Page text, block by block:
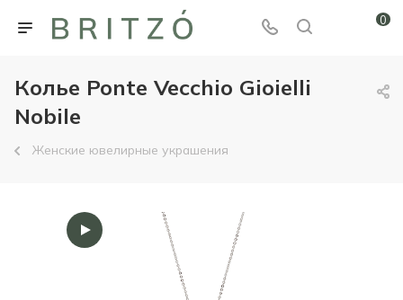
0
Колье Ponte Vecchio Gioielli
Nobile
Женские ювелирные украшения